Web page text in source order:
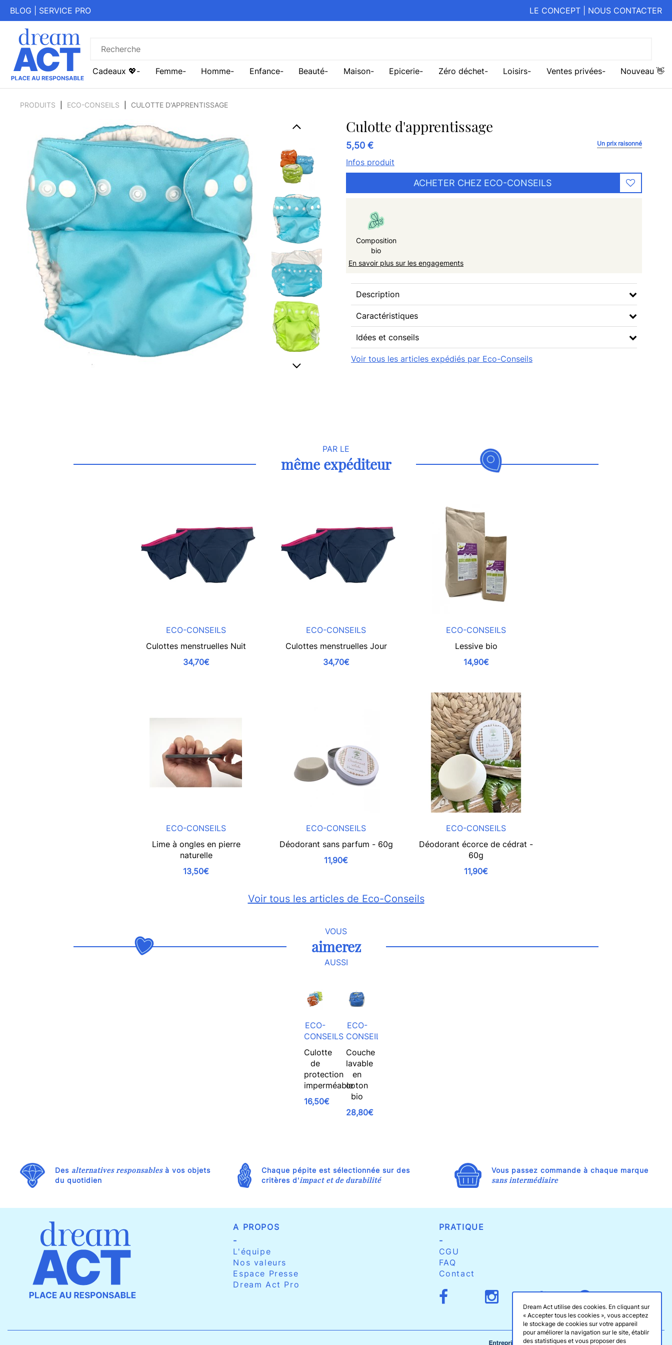
BLOG SERVICE PRO LE CONCEPT NOUS CONTACTER
Cadeaux 💖 Femme Homme Enfance Beauté Maison Epicerie Zéro déchet Loisirs Ventes privées Nouveau 👋
PRODUITS ECO-CONSEILS CULOTTE D'APPRENTISSAGE
Culotte d'apprentissage
5,50 € Un prix raisonné
Infos produit
ACHETER CHEZ ECO-CONSEILS
Composition
bio
En savoir plus sur les engagements
Description
Caractéristiques
Idées et conseils
Voir tous les articles expédiés par Eco-Conseils
PAR LE
même expéditeur
ECO-CONSEILS
Culottes menstruelles Nuit
34,70€
ECO-CONSEILS
Culottes menstruelles Jour
34,70€
ECO-CONSEILS
Lessive bio
14,90€
ECO-CONSEILS
Lime à ongles en pierre
naturelle
13,50€
ECO-CONSEILS
Déodorant sans parfum - 60g
11,90€
ECO-CONSEILS
Déodorant écorce de cédrat -
60g
11,90€
Voir tous les articles de Eco-Conseils
VOUS
aimerez
AUSSI
ECO-
CONSEILS
Culotte
de
protection
imperméable
16,50€
ECO-
CONSEILS
Couche
lavable
en
coton
bio
28,80€
Des alternatives responsablesà vos objets
du quotidien
Chaque pépite est sélectionnée sur des
critères d'impact et de durabilité
Vous passez commande à chaque marque
sans intermédiaire
A PROPOS
-
L'équipe
Nos valeurs
Espace Presse
Dream Act Pro
PRATIQUE
-
CGU
FAQ
Contact
Dream Act utilise des cookies. En cliquant sur
« Accepter tous les cookies », vous acceptez
le stockage de cookies sur votre appareil
pour améliorer la navigation sur le site, établir
des statistiques et vous proposer des